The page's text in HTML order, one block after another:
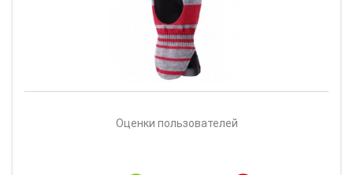
Оценки пользователей